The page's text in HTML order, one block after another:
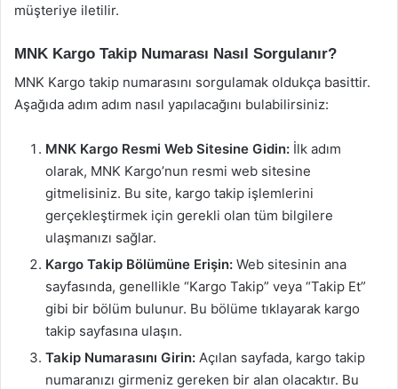
müşteriye iletilir.
MNK Kargo Takip Numarası Nasıl Sorgulanır?
MNK Kargo takip numarasını sorgulamak oldukça basittir.
Aşağıda adım adım nasıl yapılacağını bulabilirsiniz:
MNK Kargo Resmi Web Sitesine Gidin: İlk adım
olarak, MNK Kargo’nun resmi web sitesine
gitmelisiniz. Bu site, kargo takip işlemlerini
gerçekleştirmek için gerekli olan tüm bilgilere
ulaşmanızı sağlar.
Kargo Takip Bölümüne Erişin: Web sitesinin ana
sayfasında, genellikle “Kargo Takip” veya “Takip Et”
gibi bir bölüm bulunur. Bu bölüme tıklayarak kargo
takip sayfasına ulaşın.
Takip Numarasını Girin: Açılan sayfada, kargo takip
numaranızı girmeniz gereken bir alan olacaktır. Bu